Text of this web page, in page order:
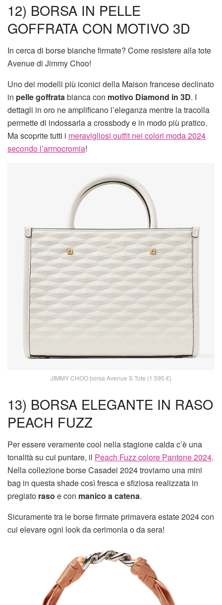
12) BORSA IN PELLE
GOFFRATA CON MOTIVO 3D
In cerca di borse bianche firmate? Come resistere alla tote
Avenue di Jimmy Choo!
Uno dei modelli più iconici della Maison francese declinato
in pelle goffratabianca con motivo Diamond in 3D. I
dettagli in oro ne amplificano l’eleganza mentre la tracolla
permette di indossarla a crossbody e in modo più pratico.
Ma scoprite tutti i meravigliosi outfit nei colori moda 2024
secondo l’armocromia!
JIMMY CHOO borsa Avenue S Tote (1.595 €)
13) BORSA ELEGANTE IN RASO
PEACH FUZZ
Per essere veramente cool nella stagione calda c’è una
tonalità su cui puntare, il Peach Fuzz colore Pantone 2024.
Nella collezione borse Casadei 2024 troviamo una mini
bag in questa shade così fresca e sfiziosa realizzata in
pregiato raso e con manico a catena.
Sicuramente tra le borse firmate primavera estate 2024 con
cui elevare ogni look da cerimonia o da sera!